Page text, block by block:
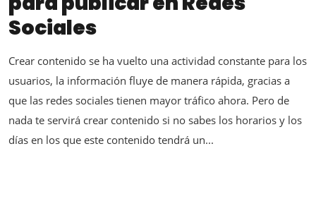
Sociales
Crear contenido se ha vuelto una actividad constante para los
usuarios, la información fluye de manera rápida, gracias a
que las redes sociales tienen mayor tráfico ahora. Pero de
nada te servirá crear contenido si no sabes los horarios y los
días en los que este contenido tendrá un...